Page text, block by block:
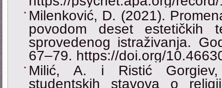
Milenković, D. (2021).
povodom deset estetičkih
sprovedenog istraživanja.
67–79. https://doi.org/
Milić, A. i Ristić
studentskih stavova o